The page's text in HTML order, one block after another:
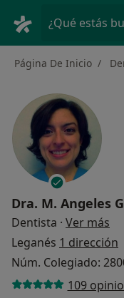
¿Qué estás
Página De Inicio
Dra. M. Angeles
Dentista · Ver más
Leganés 1 dirección
Núm. Colegiado:
109